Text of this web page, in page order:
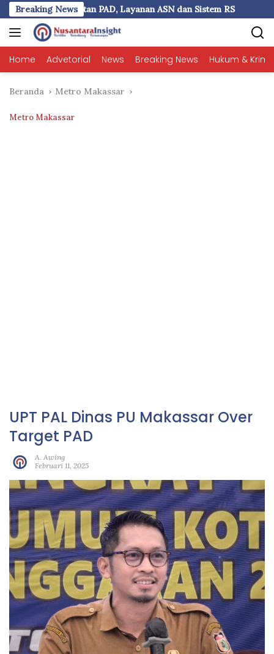
Langsung
ke
konten
Breaking News
ASN dan Sistem RS Prof Agus Salim: UKI Paulus
Home Advetorial News Breaking News Hukum &
Beranda Metro Makassar
Metro Makassar
UPT PAL Dinas PU Makassar Over
Target PAD
A. Awing
Februari 11, 2025